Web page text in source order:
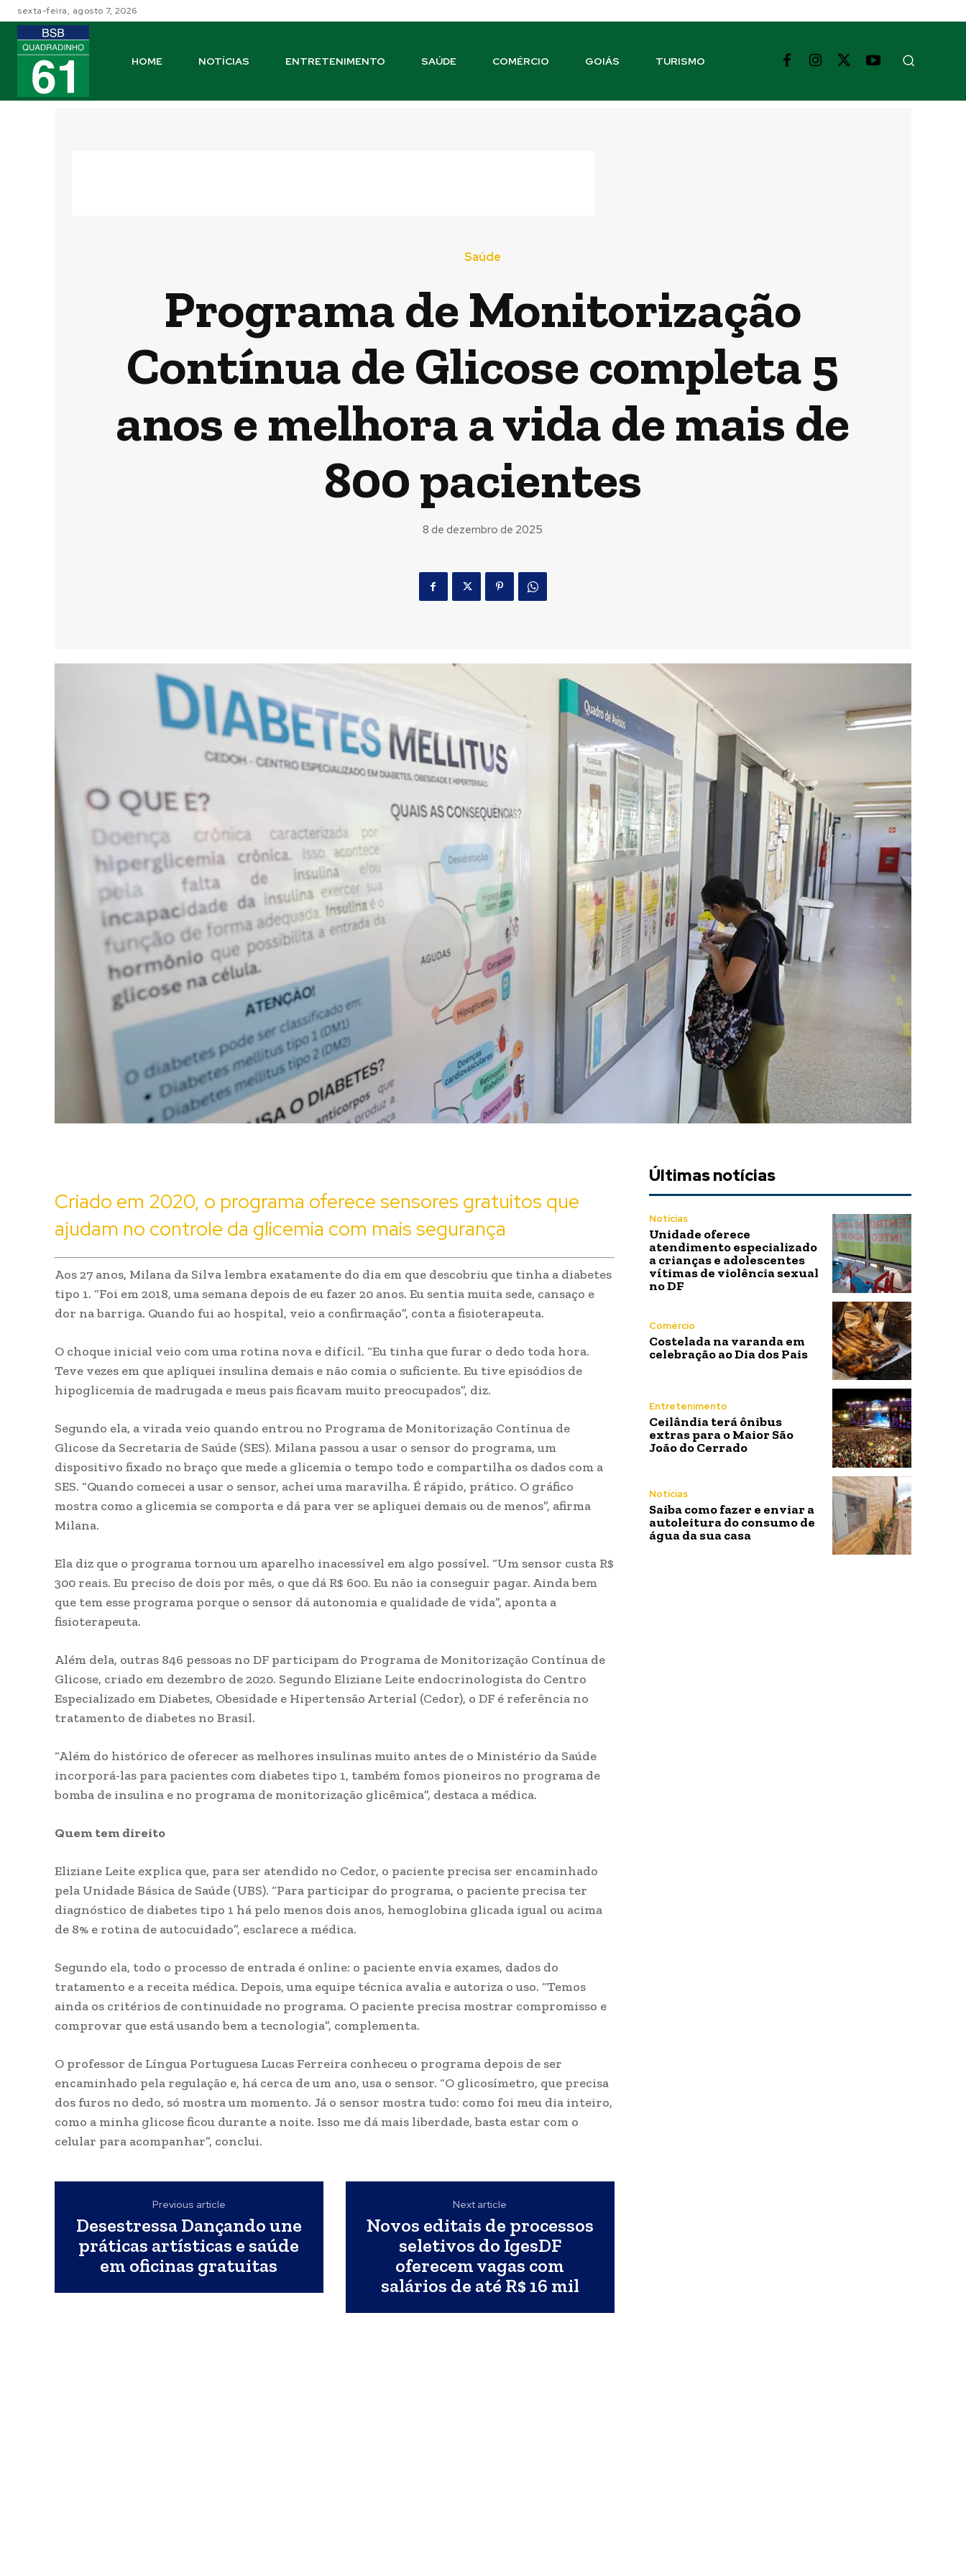
sexta-feira, agosto 7, 2026
HOME NOTÍCIAS ENTRETENIMENTO SAÚDE COMÉRCIO GOIÁS TURISMO
Saúde
Programa de Monitorização
Contínua de Glicose completa 5
anos e melhora a vida de mais de
800 pacientes
8 de dezembro de 2025
Criado em 2020, o programa oferece sensores gratuitos que
ajudam no controle da glicemia com mais segurança
Aos 27 anos, Milana da Silva lembra exatamente do dia em que descobriu que tinha a diabetes
tipo 1. “Foi em 2018, uma semana depois de eu fazer 20 anos. Eu sentia muita sede, cansaço e
dor na barriga. Quando fui ao hospital, veio a confirmação”, conta a fisioterapeuta.
O choque inicial veio com uma rotina nova e difícil. “Eu tinha que furar o dedo toda hora.
Teve vezes em que apliquei insulina demais e não comia o suficiente. Eu tive episódios de
hipoglicemia de madrugada e meus pais ficavam muito preocupados”, diz.
Segundo ela, a virada veio quando entrou no Programa de Monitorização Contínua de
Glicose da Secretaria de Saúde (SES). Milana passou a usar o sensor do programa, um
dispositivo fixado no braço que mede a glicemia o tempo todo e compartilha os dados com a
SES. “Quando comecei a usar o sensor, achei uma maravilha. É rápido, prático. O gráfico
mostra como a glicemia se comporta e dá para ver se apliquei demais ou de menos”, afirma
Milana.
Ela diz que o programa tornou um aparelho inacessível em algo possível. “Um sensor custa R$
300 reais. Eu preciso de dois por mês, o que dá R$ 600. Eu não ia conseguir pagar. Ainda bem
que tem esse programa porque o sensor dá autonomia e qualidade de vida”, aponta a
fisioterapeuta.
Além dela, outras 846 pessoas no DF participam do Programa de Monitorização Contínua de
Glicose, criado em dezembro de 2020. Segundo Eliziane Leite endocrinologista do Centro
Especializado em Diabetes, Obesidade e Hipertensão Arterial (Cedor), o DF é referência no
tratamento de diabetes no Brasil.
“Além do histórico de oferecer as melhores insulinas muito antes de o Ministério da Saúde
incorporá-las para pacientes com diabetes tipo 1, também fomos pioneiros no programa de
bomba de insulina e no programa de monitorização glicêmica”, destaca a médica.
Quem tem direito
Eliziane Leite explica que, para ser atendido no Cedor, o paciente precisa ser encaminhado
pela Unidade Básica de Saúde (UBS). “Para participar do programa, o paciente precisa ter
diagnóstico de diabetes tipo 1 há pelo menos dois anos, hemoglobina glicada igual ou acima
de 8% e rotina de autocuidado”, esclarece a médica.
Segundo ela, todo o processo de entrada é online: o paciente envia exames, dados do
tratamento e a receita médica. Depois, uma equipe técnica avalia e autoriza o uso. “Temos
ainda os critérios de continuidade no programa. O paciente precisa mostrar compromisso e
comprovar que está usando bem a tecnologia”, complementa.
O professor de Língua Portuguesa Lucas Ferreira conheceu o programa depois de ser
encaminhado pela regulação e, há cerca de um ano, usa o sensor. “O glicosímetro, que precisa
dos furos no dedo, só mostra um momento. Já o sensor mostra tudo: como foi meu dia inteiro,
como a minha glicose ficou durante a noite. Isso me dá mais liberdade, basta estar com o
celular para acompanhar”, conclui.
Previous article
Desestressa Dançando une
práticas artísticas e saúde
em oficinas gratuitas
Next article
Novos editais de processos
seletivos do IgesDF
oferecem vagas com
salários de até R$ 16 mil
Últimas notícias
Notícias
Unidade oferece
atendimento especializado
a crianças e adolescentes
vítimas de violência sexual
no DF
Comércio
Costelada na varanda em
celebração ao Dia dos Pais
Entretenimento
Ceilândia terá ônibus
extras para o Maior São
João do Cerrado
Notícias
Saiba como fazer e enviar a
autoleitura do consumo de
água da sua casa